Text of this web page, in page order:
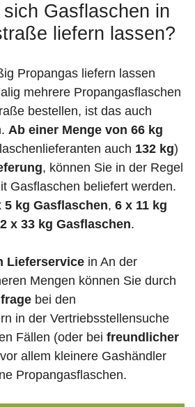
Gasflaschen in
liefern lassen?
Propangas liefern lassen
mehrere Propangasflaschen
bestellen, ist das auch
Ab einer Menge von 66 kg
auch 132 kg)
, können Sie in der Regel
Gasflaschen beliefert werden.
5 kg Gasflaschen, 6 x 11 kg
2 x 33 kg Gasflaschen.
Lieferservice in An der
Mengen können Sie durch
bei den
in der Vertriebsstellensuche
Fällen (oder bei freundlicher
allem kleinere Gashändler
Propangasflaschen.